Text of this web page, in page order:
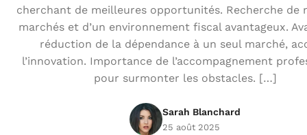
cherchant de meilleures opportunités. Recherche de
marchés et d’un environnement fiscal avantageux.
réduction de la dépendance à un seul marché,
l’innovation. Importance de l’accompagnement
pour surmonter les obstacles. […]
Sarah Blanchard
25 août 2025